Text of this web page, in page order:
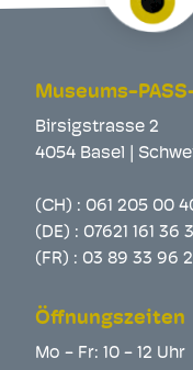
Museums-
Birsigstrasse 2
4054 Basel |
(CH) : 061 205 00
(DE) : 07621 161 36
(FR) : 03 89 33 96
Öffnungszeiten
Mo - Fr: 10 - 12 Uhr